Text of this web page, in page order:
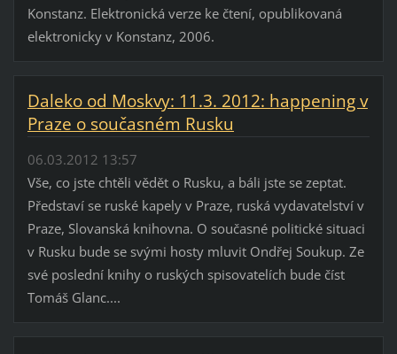
Konstanz. Elektronická verze ke čtení, opublikovaná
elektronicky v Konstanz, 2006.
Daleko od Moskvy: 11.3. 2012: happening v
Praze o současném Rusku
06.03.2012 13:57
Vše, co jste chtěli vědět o Rusku, a báli jste se zeptat.
Představí se ruské kapely v Praze, ruská vydavatelství v
Praze, Slovanská knihovna. O současné politické situaci
v Rusku bude se svými hosty mluvit Ondřej Soukup. Ze
své poslední knihy o ruských spisovatelích bude číst
Tomáš Glanc....